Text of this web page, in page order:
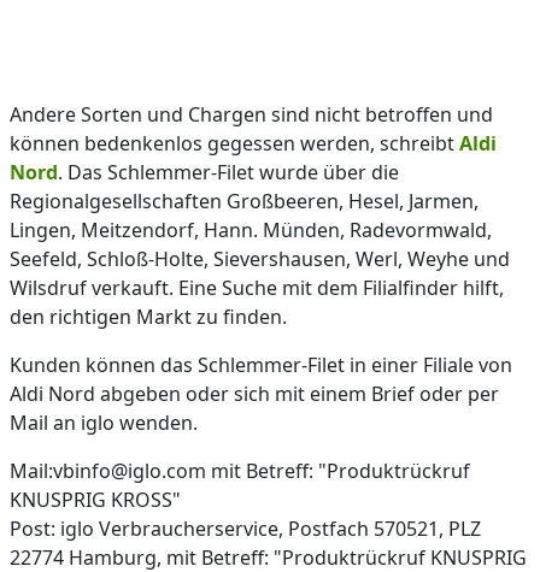
Andere Sorten und Chargen sind nicht betroffen und
können bedenkenlos gegessen werden, schreibtAldi
Nord. Das Schlemmer-Filet wurde über die
Regionalgesellschaften Großbeeren, Hesel, Jarmen,
Lingen, Meitzendorf, Hann. Münden, Radevormwald,
Seefeld, Schloß-Holte, Sievershausen, Werl, Weyhe und
Wilsdruf verkauft. Eine Suche mit dem Filialfinder hilft,
den richtigen Markt zu finden.
Kunden können das Schlemmer-Filet in einer Filiale von
Aldi Nord abgeben oder sich mit einem Brief oder per
Mail an iglo wenden.
Mail:vbinfo@iglo.com mit Betreff: "Produktrückruf
KNUSPRIG KROSS"
Post: iglo Verbraucherservice, Postfach 570521, PLZ
22774 Hamburg, mit Betreff: "Produktrückruf KNUSPRIG